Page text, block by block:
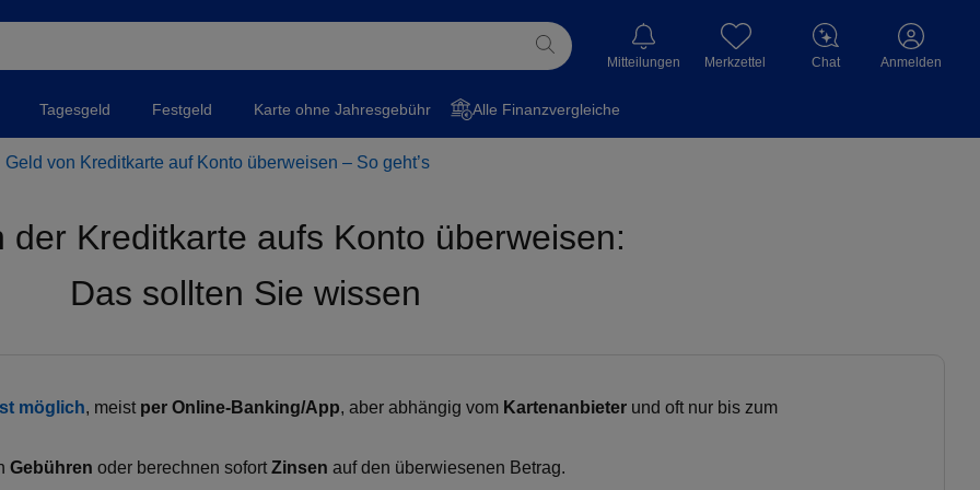
Mitteilungen Merkzettel Chat Anmelden
Tagesgeld Festgeld Karte ohne Jahresgebühr Alle Finanzvergleiche
von Kreditkarte auf Konto überweisen – So geht’s
der Kreditkarte aufs Konto überweisen:
Das sollten Sie wissen
möglich, meist per Online‑Banking/App, aber abhängig vom Kartenanbieter und oft nur bis zum
Gebühren oder berechnen sofort Zinsen auf den überwiesenen Betrag.